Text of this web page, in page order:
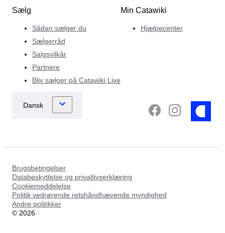
Sælg
Sådan sælger du
Sælgerråd
Salgsvilkår
Partnere
Bliv sælger på Catawiki Live
Min Catawiki
Hjælpecenter
Brugsbetingelser
Databeskyttelse og privatlivserklæring
Cookiemeddelelse
Politik vedrørende retshåndhævende myndighed
Andre politikker
© 2026